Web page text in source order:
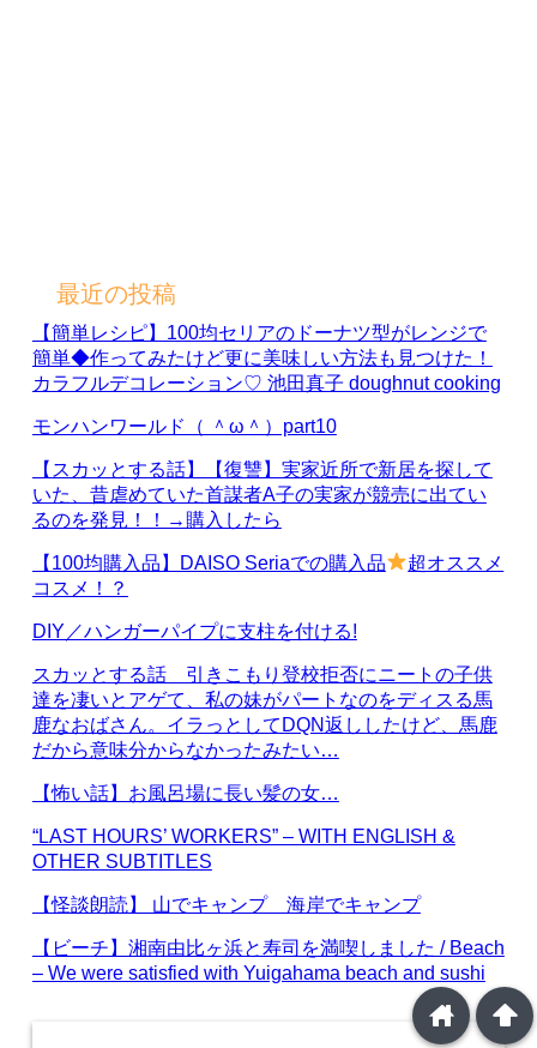
最近の投稿
【簡単レシピ】100均セリアのドーナツ型がレンジで
簡単◆作ってみたけど更に美味しい方法も見つけた！
カラフルデコレーション♡ 池田真子 doughnut cooking
モンハンワールド（ ＾ω＾）part10
【スカッとする話】【復讐】実家近所で新居を探して
いた、昔虐めていた首謀者A子の実家が競売に出てい
るのを発見！！→購入したら
【100均購入品】DAISO Seriaでの購入品
超オススメ
コスメ！？
DIY／ハンガーパイプに支柱を付ける!
スカッとする話 引きこもり登校拒否にニートの子供
達を凄いとアゲて、私の妹がパートなのをディスる馬
鹿なおばさん。イラっとしてDQN返ししたけど、馬鹿
だから意味分からなかったみたい…
【怖い話】お風呂場に長い髪の女…
“LAST HOURS’ WORKERS” – WITH ENGLISH &
OTHER SUBTITLES
【怪談朗読】 山でキャンプ 海岸でキャンプ
【ビーチ】湘南由比ヶ浜と寿司を満喫しました / Beach
– We were satisfied with Yuigahama beach and sushi
arrowup
home